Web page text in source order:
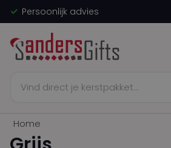
Persoonlijk advies
Home